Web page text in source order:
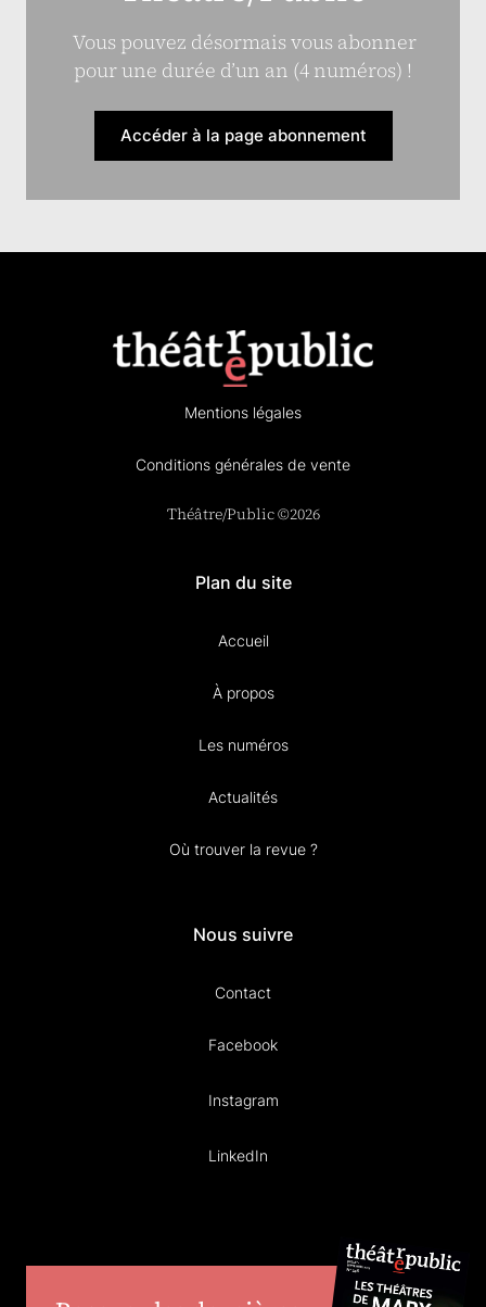
Vous pouvez désormais vous abonner
pour une durée d’un an (4 numéros) !
Accéder à la page abonnement
Mentions légales
Conditions générales de vente
Théâtre/Public ©2026
Plan du site
Accueil
À propos
Les numéros
Actualités
Où trouver la revue ?
Nous suivre
Contact
Facebook
Instagram
LinkedIn